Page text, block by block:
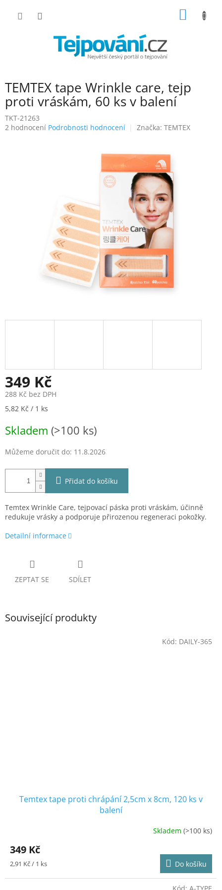
TEMTEX tape Wrinkle care, tejp
proti vráskám, 60 ks v balení
TKT-21263
Průměrné
2 hodnocení Podrobnosti hodnocení Značka: TEMTEX
349 Kč
288 Kč bez DPH
Měrná
5,82 Kč / 1 ks
Skladem (>100 ks)
Můžeme doručit do: 11.8.2026
Přidat do košíku
Temtex Wrinkle Care, tejpovací páska proti vráskám, účinně
redukuje vrásky a podporuje přirozenou regeneraci pokožky.
Detailní informace
ZEPTAT SE SDÍLET
Související produkty
Temtex tape proti chrápání 2,5cm x 8cm, 120 ks v
balení
produktu
je
4,2
z
Skladem(>100 ks)
349 Kč
Měrná
2,91 Kč / 1 ks Do košíku
Kód: DAILY-365